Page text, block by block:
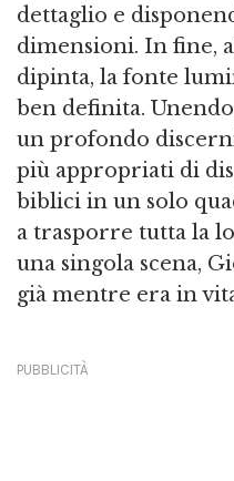
dettaglio e
dimensioni. In fine,
dipinta, la fonte
ben definita.
un profondo
più appropriati di
biblici in un solo
a trasporre tutta la
una singola scena,
già mentre era in
PUBBLICITÀ